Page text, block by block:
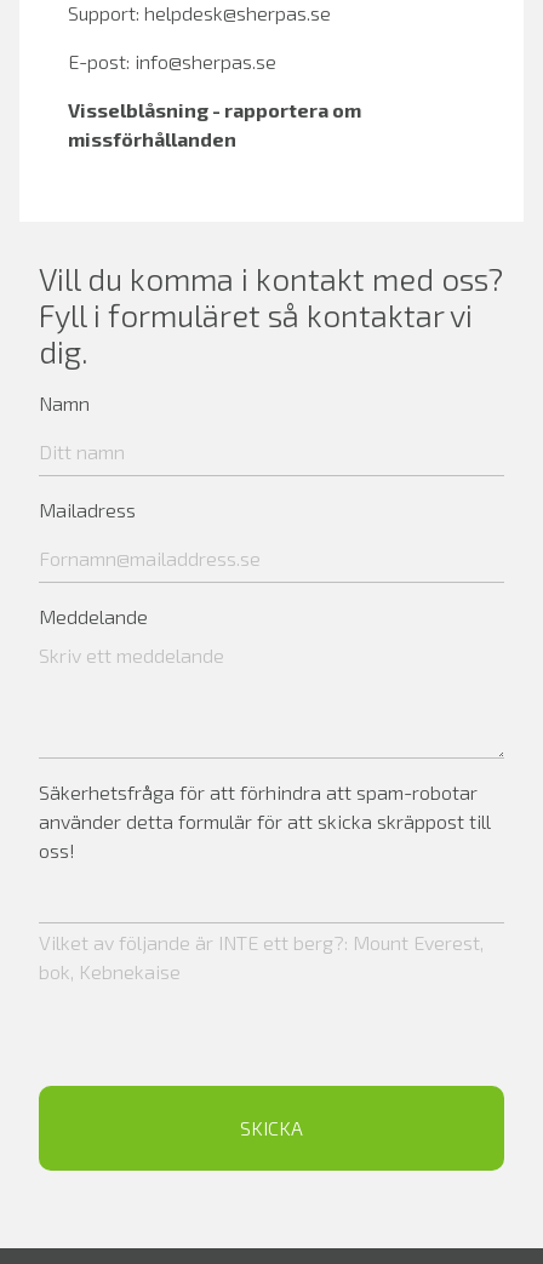
Support: helpdesk@sherpas.se
E-post: info@sherpas.se
Visselblåsning - rapportera om
missförhållanden
Vill du komma i kontakt med oss?
Fyll i formuläret så kontaktar vi
dig.
Namn
Mailadress
Meddelande
Säkerhetsfråga för att förhindra att spam-robotar
använder detta formulär för att skicka skräppost till
oss!
Vilket av följande är INTE ett berg?: Mount Everest,
bok, Kebnekaise
SKICKA